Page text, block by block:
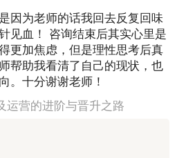
因为老师的话我回去反复回味
见血！ 咨询结束后其实心里是
更加焦虑，但是理性思考后真
帮助我看清了自己的现状，也
。十分谢谢老师！
运营的进阶与晋升之路